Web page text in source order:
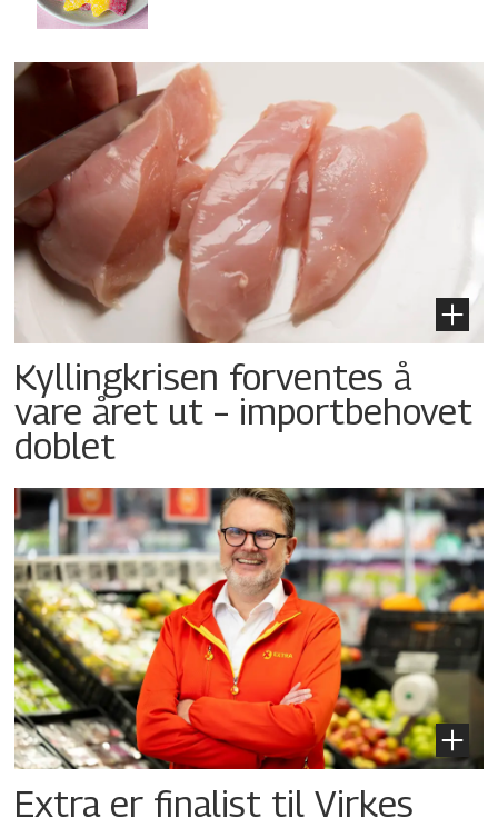
Kyllingkrisen forventes å
vare året ut – importbehovet
doblet
Extra er finalist til Virkes